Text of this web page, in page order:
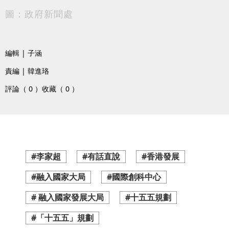
圖：政府新聞處
編輯 | 子涵
責編 | 韓進珞
評論（ 0 ） 收藏（ 0 ）
#李家超 #有話直說
#香港發展
#融入國家大局
#國際創科中心
# 融入國家發展大局
#十五五規劃
#「十五五」規劃